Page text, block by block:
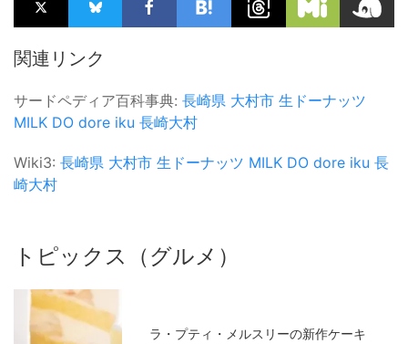
関連リンク
サードペディア百科事典: 長崎県 大村市 生ドーナッツ
MILK DO dore iku 長崎大村
Wiki3: 長崎県 大村市 生ドーナッツ MILK DO dore iku 長
崎大村
トピックス（グルメ）
ラ・プティ・メルスリーの新作ケーキ